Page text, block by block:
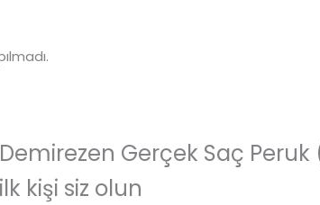
Gerçek Saç
kişi siz olun